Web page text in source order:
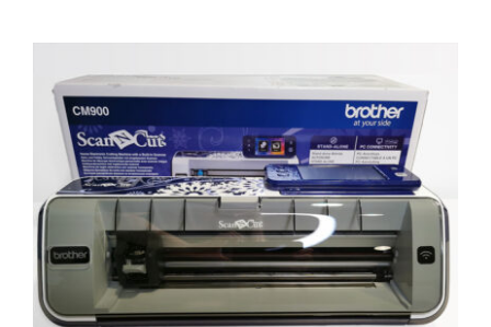
Hobbyplotter: Brother ScanNCut CM900
Hobbyplotter